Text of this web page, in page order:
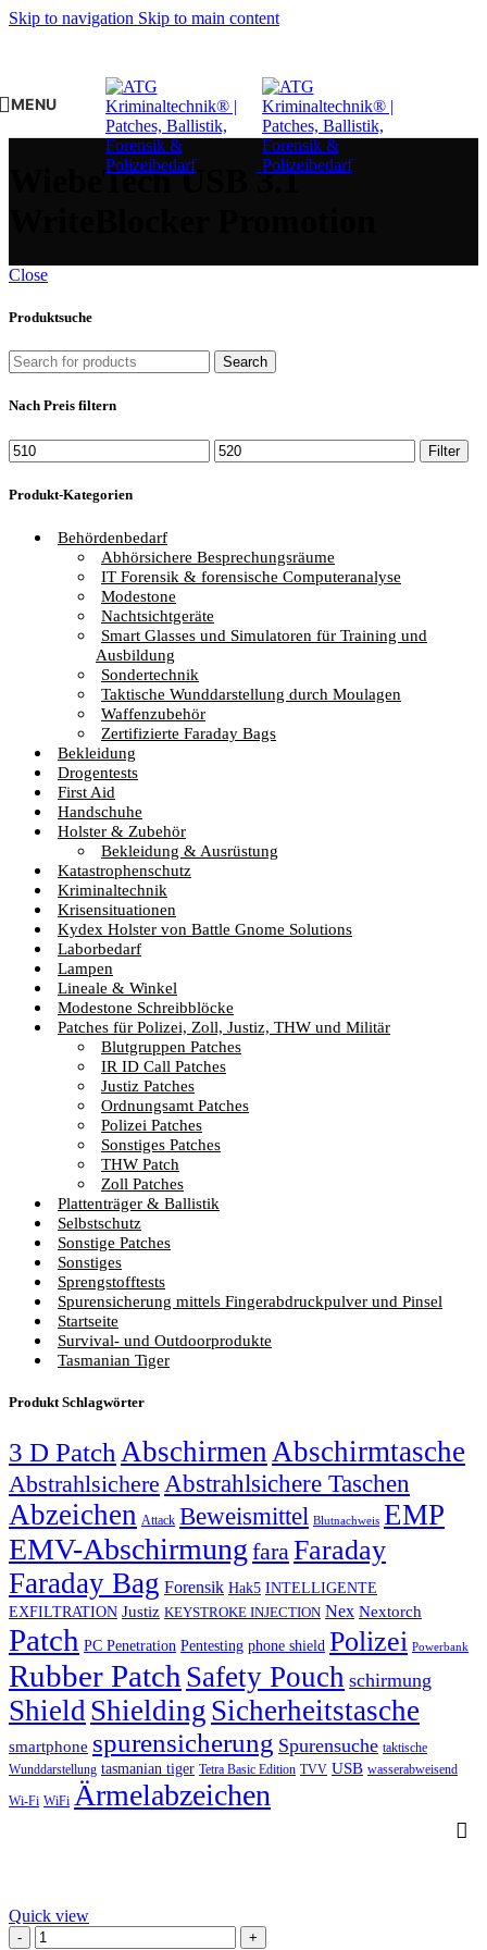
Skip to navigation Skip to main content
MENU
WiebeTech USB 3.1
Close
Produktsuche
Search
Nach Preis filtern
Min.
Preis
Max.
Preis
Filter
Produkt-Kategorien
Behördenbedarf
Abhörsichere Besprechungsräume
IT Forensik & forensische Computeranalyse
Modestone
Nachtsichtgeräte
Smart Glasses und Simulatoren für Training und
Ausbildung
Sondertechnik
Taktische Wunddarstellung durch Moulagen
Waffenzubehör
Zertifizierte Faraday Bags
Bekleidung
Drogentests
First Aid
Handschuhe
Holster & Zubehör
Bekleidung & Ausrüstung
Katastrophenschutz
Kriminaltechnik
Krisensituationen
Kydex Holster von Battle Gnome Solutions
Laborbedarf
Lampen
Lineale & Winkel
Modestone Schreibblöcke
Patches für Polizei, Zoll, Justiz, THW und Militär
Blutgruppen Patches
IR ID Call Patches
Justiz Patches
Ordnungsamt Patches
Polizei Patches
Sonstiges Patches
THW Patch
Zoll Patches
Plattenträger & Ballistik
Selbstschutz
Sonstige Patches
Sonstiges
Sprengstofftests
Spurensicherung mittels Fingerabdruckpulver und Pinsel
Startseite
Survival- und Outdoorprodukte
Tasmanian Tiger
Produkt Schlagwörter
3 D Patch AbschirmenAbschirmtasche
Abstrahlsichere Abstrahlsichere Taschen
Abzeichen Attack Beweismittel Blutnachweis EMP
EMV-Abschirmung faraFaraday
Faraday Bag Forensik Hak5 INTELLIGENTE
EXFILTRATION Justiz KEYSTROKE INJECTION Nex Nextorch
Patch PC Penetration Pentesting phone shield Polizei Powerbank
Rubber Patch Safety Pouch schirmung
ShieldShielding Sicherheitstasche
smartphone spurensicherung Spurensuche taktische
Wunddarstellung tasmanian tiger Tetra Basic Edition TVV USB wasserabweisend
Wi-Fi WiFi Ärmelabzeichen
Quick view
WiebeTech